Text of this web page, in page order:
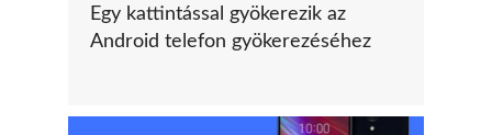
Egy kattintással gyökerezik az
Android telefon gyökerezéséhez